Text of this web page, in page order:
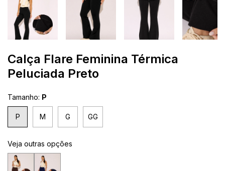
Calça Flare Feminina Térmica
Peluciada Preto
Tamanho: P
P M G GG
Veja outras opções